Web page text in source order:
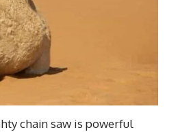
chain saw is powerful